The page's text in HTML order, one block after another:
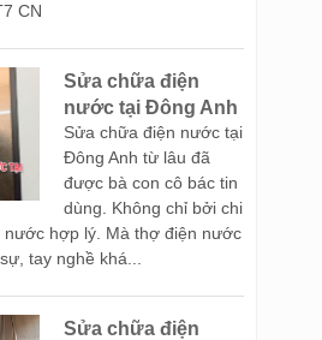
CN
Sửa chữa điện
nước tại Đông Anh
Sửa chữa điện nước tại
Đông Anh từ lâu đã
được bà con cô bác tin
dùng. Không chỉ bởi chi
hợp lý. Mà thợ điện nước
tay nghề khá...
Sửa chữa điện